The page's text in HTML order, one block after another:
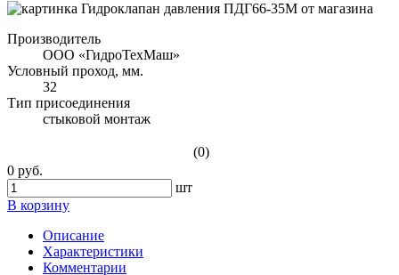
Производитель
ООО «ГидроТехМаш»
Условный проход, мм.
32
Тип присоединения
стыковой монтаж
(0)
0 руб.
шт
В корзину
Описание
Характеристики
Комментарии